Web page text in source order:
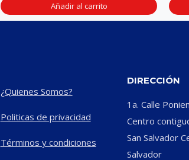
Añadir al carrito
¿Quienes Somos?
Politicas de privacidad
Términos y condiciones
DIRECCIÓN
1a. Calle
Centro
San Salvador
Salvador